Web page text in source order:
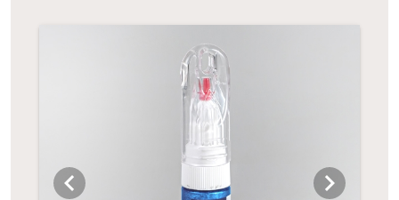
chevron_left chevron_right